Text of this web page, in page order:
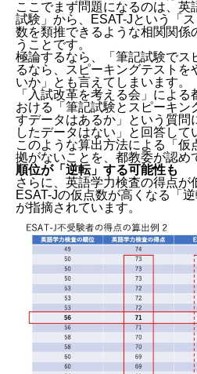
ここでまず問題になるのは、英
試験」から、ESAT-Jという「
数を類推できるような相関関係
うことです。
極論するなら、「筆記試験でス
るなら、スピーキングテストを
いか」とも言えてしまいます。
「入試改革を考える会」によ
おける「筆記試験とスピーキン
すデータはあるか」という質問
したデータはない」と回答して
このような算出方法による「仮
拠がないことを、都教委が認め
順位が「逆転」する可能性も
さらに、英語学力検査の得点が
ESAT-Jの仮点数が高くなる「
が指摘されています。